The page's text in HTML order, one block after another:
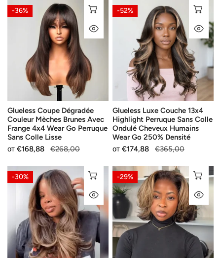
Glueless
Coupe
Brunes
4x4
Wear
Go
Perruque
Sans
Lisse
-36% ИЗБЕРЕТЕ ОПЦИИ
БЪРЗ ПОГЛЕД
Glueless Coupe Dégradée
Couleur Mèches Brunes Avec
Frange 4x4 Wear Go Perruque
Sans Colle Lisse
Продажна
от €168,88
Редовна
€268,00
Glueless
Luxe
Highlight
Perruque
Sans
Ondulé
Cheveux
Humains
Wear
Go
Densité
-52%
Glueless Luxe Couche 13x4
Highlight Perruque Sans Colle
Ondulé Cheveux Humains
Wear Go 250% Densité
Продажна
от €174,88
Редовна
€365,00
Tendance
Glueless
Couleur
Mèches
Blondes
Ombré
4x4
Perruque
-30% ИЗБЕРЕТЕ ОПЦИИ
БЪРЗ ПОГЛЕД
Lace
Front
13x4
Carré
Dégradé
Volumineux
Avec
Mèches
-29%